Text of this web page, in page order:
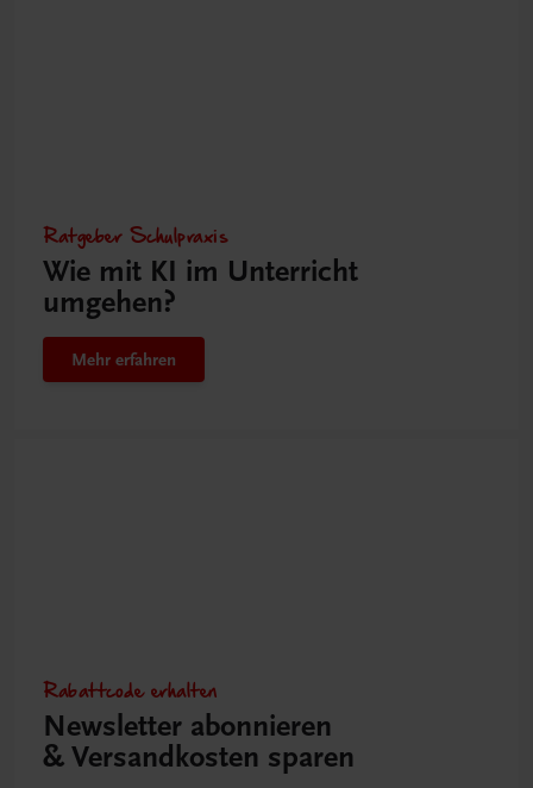
Ratgeber Schulpraxis
Wie mit KI im Unterricht
umgehen?
Mehr erfahren
Rabattcode erhalten
Newsletter abonnieren
& Versandkosten sparen